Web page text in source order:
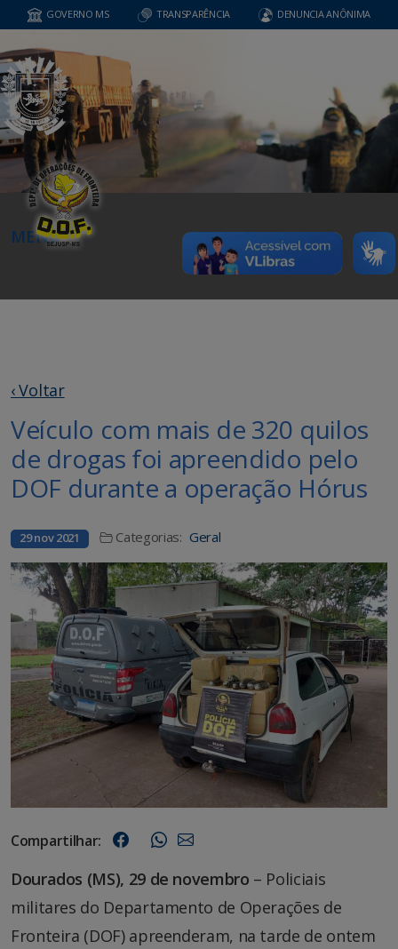
GOVERNO MS TRANSPARÊNCIA DENUNCIA ANÔNIMA
MENU
‹ Voltar
Veículo com mais de 320 quilos
de drogas foi apreendido pelo
DOF durante a operação Hórus
29 nov 2021 Categorias: Geral
Compartilhar:
Dourados (MS), 29 de novembro – Policiais
militares do Departamento de Operações de
Fronteira (DOF) apreenderam, na tarde de ontem